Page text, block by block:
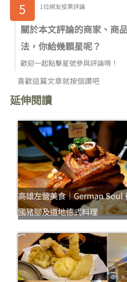
5
1位網友投票評論
關於本文評論的商家、商
法，你給幾顆星呢？
歡迎一起點擊星號參與評論唷！
喜歡這篇文章就按個讚吧
延伸閱讀
高雄左營美食｜German Soul
國豬腳及道地德式料理